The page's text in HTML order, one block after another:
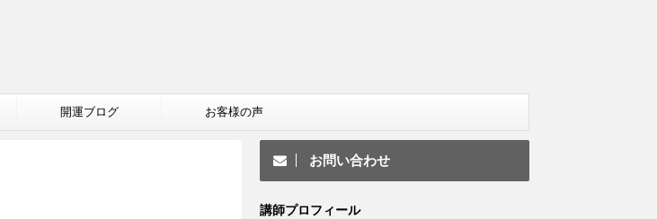
開運ブログ お客様の声
お問い合わせ
講師プロフィール